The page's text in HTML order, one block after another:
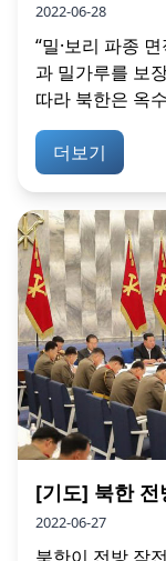
2022-06-28
“밀·보리 파종
과 밀가루를 보
따라 북한은 옥
더보기
[기도] 북한 전
2022-06-27